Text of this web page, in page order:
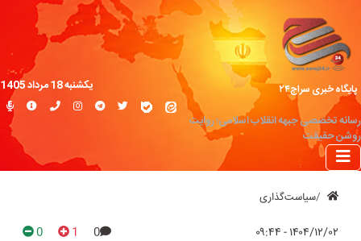
پایگاه خبری سراج۲۴
رسانه تخصصی جبهه انقلاب اسلامی؛ روایت
روشن حقیقت
یکشنبه 18 مرداد 1405
سیاست‌گذاری
۱۴۰۴/۱۲/۰۲ - ۰۹:۴۴ 0
1
0